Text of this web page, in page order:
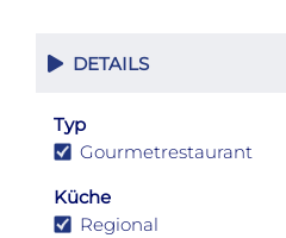
DETAILS
Typ
Gourmetrestaurant
Küche
Regional